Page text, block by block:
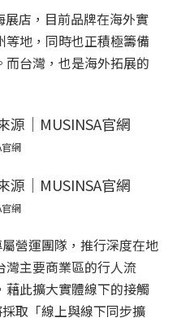
展店，目前品牌在海外實
地，同時也正積極籌備
台灣，也是海外拓展的
官網
官網
營運團隊，推行深度在地
主要商業區的行人流
此擴大實體線下的接觸
取「線上與線下同步擴